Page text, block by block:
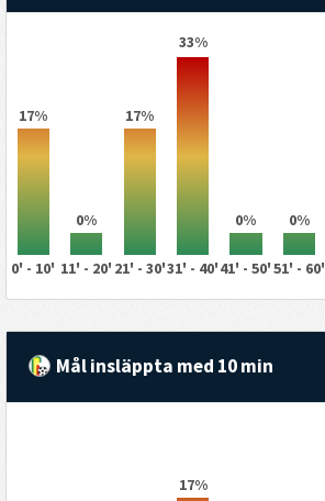
17%
0%
17%
33%
0% 0%
0' - 10' 11' - 20' 21' - 30'31' - 40'41' - 50'51' - 60'
Mål insläppta med 10 min
17%